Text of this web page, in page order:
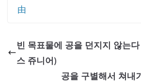
由
빈 목표물에 공을 던지지 않는
스 쥬니어)
공을 구별해서 쳐내